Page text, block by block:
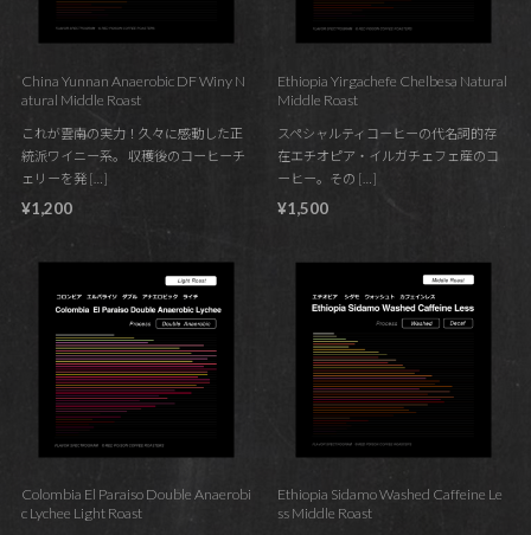
China Yunnan Anaerobic DF Winy N
atural Middle Roast
これが雲南の実力！久々に感動した正
統派ワイニー系。 収穫後のコーヒーチ
ェリーを発 […]
¥1,200
Ethiopia Yirgachefe Chelbesa Natural
Middle Roast
スペシャルティコーヒーの代名詞的存
在エチオピア・イルガチェフェ産のコ
ーヒー。その […]
¥1,500
Colombia El Paraiso Double Anaerobi
c Lychee Light Roast
Ethiopia Sidamo Washed Caffeine Le
ss Middle Roast